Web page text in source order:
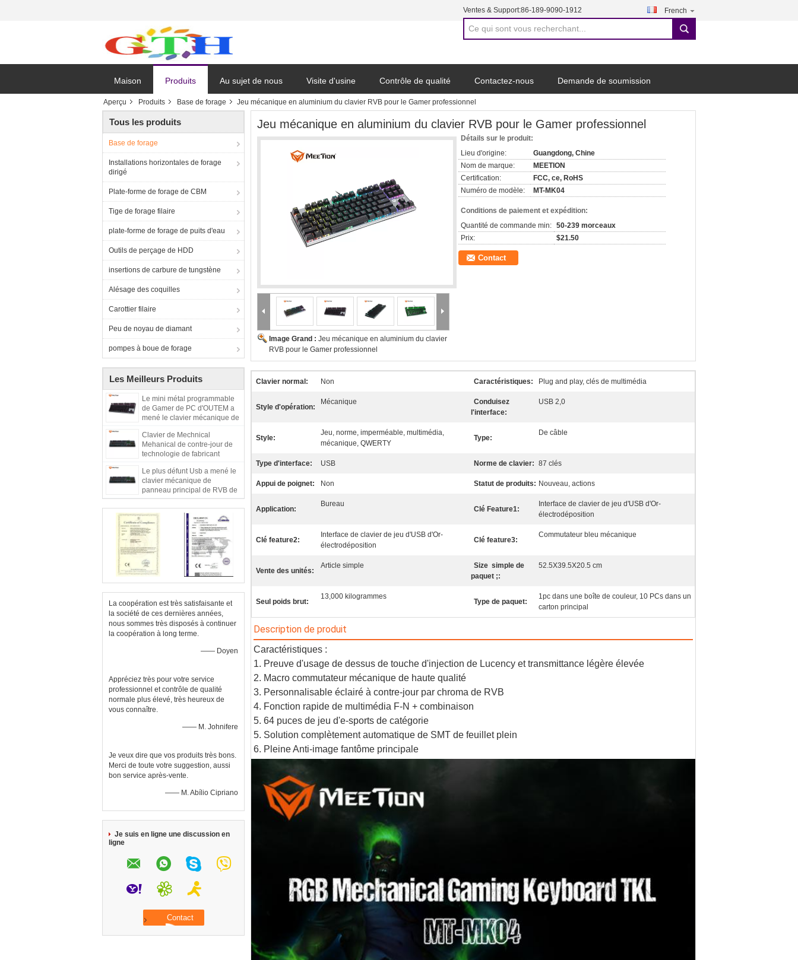
Ventes & Support:86-189-9090-1912 French
search
Maison Produits Au sujet de nous Visite d'usine Contrôle de qualité Contactez-nous Demande de soumission
Aperçu Produits Base de forage Jeu mécanique en aluminium du clavier RVB pour le Gamer professionnel
Tous les produits
Base de forage
Installations horizontales de forage
dirigé
Plate-forme de forage de CBM
Tige de forage filaire
plate-forme de forage de puits d'eau
Outils de perçage de HDD
insertions de carbure de tungstène
Alésage des coquilles
Carottier filaire
Peu de noyau de diamant
pompes à boue de forage
Les Meilleurs Produits
Le mini métal programmable
de Gamer de PC d'OUTEM a
mené le clavier mécanique de
Tenkeyless sans Numpad
Clavier de Mechnical
Mehanical de contre-jour de
technologie de fabricant
d'Azerty de Russe le plus
défunt avec la lumière
Le plus défunt Usb a mené le
clavier mécanique de
panneau principal de RVB de
Français en métal russe léger
d'Azerty pour le clavier de jeu
La coopération est très satisfaisante et
la société de ces dernières années,
nous sommes très disposés à continuer
la coopération à long terme.
—— Doyen
Appréciez très pour votre service
professionnel et contrôle de qualité
normale plus élevé, très heureux de
vous connaître.
—— M. Johnifere
Je veux dire que vos produits très bons.
Merci de toute votre suggestion, aussi
bon service après-vente.
—— M. Abílio Cipriano
Je suis en ligne une discussion en
ligne
Jeu mécanique en aluminium du clavier RVB pour le Gamer professionnel
Image Grand : Jeu mécanique en aluminium du clavier
RVB pour le Gamer professionnel
Détails sur le produit:
Lieu d'origine:
Guangdong, Chine
Nom de marque:
MEETION
Certification:
FCC, ce, RoHS
Numéro de modèle:
MT-MK04
Conditions de paiement et expédition:
Quantité de commande min: 50-239 morceaux
Prix:
$21.50
Contact
Clavier normal: Non Caractéristiques: Plug and play, clés de multimédia
Style d'opération:
Mécanique
Conduisez
l'interface:
USB 2,0
Style:
Jeu, norme, imperméable, multimédia,
mécanique, QWERTY
Type:
De câble
Type d'interface: USB Norme de clavier: 87 clés
Appui de poignet: Non Statut de produits: Nouveau, actions
Application:
Bureau
Clé Feature1:
Interface de clavier de jeu d'USB d'Or-
électrodéposition
Clé feature2:
Interface de clavier de jeu d'USB d'Or-
électrodéposition
Clé feature3:
Commutateur bleu mécanique
Vente des unités:
Article simple
Size simple de
paquet ;:
52.5X39.5X20.5 cm
Seul poids brut:
13,000 kilogrammes
Type de paquet:
1pc dans une boîte de couleur, 10 PCs dans un
carton principal
Description de produit
Caractéristiques :
1. Preuve d'usage de dessus de touche d'injection de Lucency et transmittance légère élevée
2. Macro commutateur mécanique de haute qualité
3. Personnalisable éclairé à contre-jour par chroma de RVB
4. Fonction rapide de multimédia F-N + combinaison
5. 64 puces de jeu d'e-sports de catégorie
5. Solution complètement automatique de SMT de feuillet plein
6. Pleine Anti-image fantôme principale